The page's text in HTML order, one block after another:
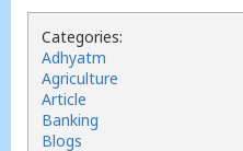
Categories:
Adhyatm
Agriculture
Article
Banking
Blogs